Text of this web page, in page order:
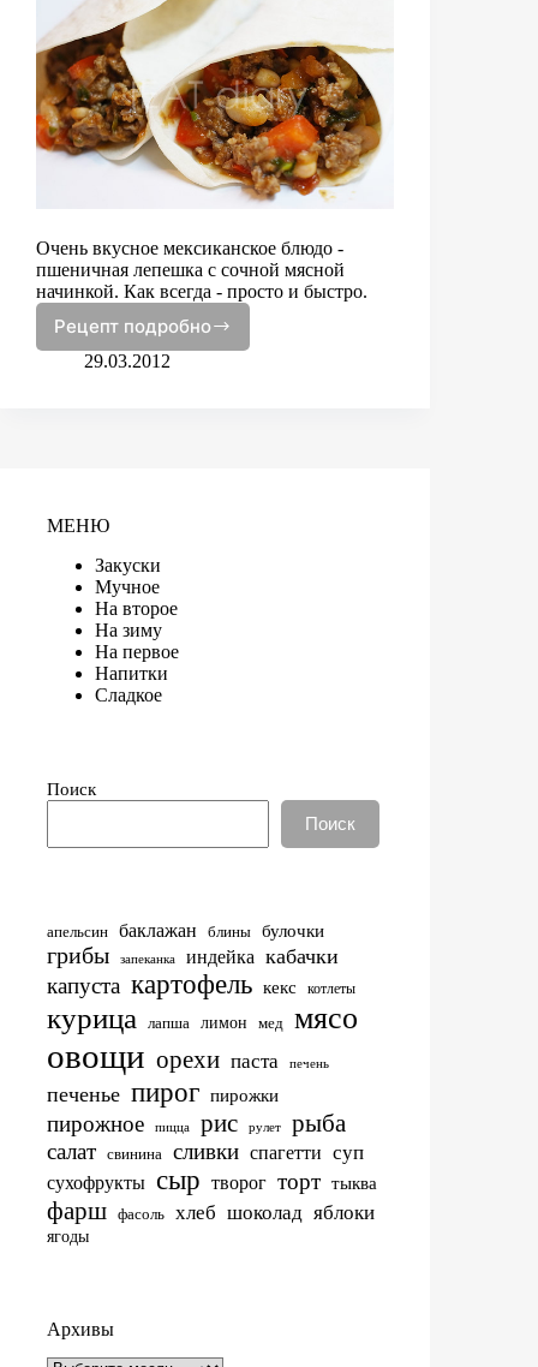
Очень вкусное мексиканское блюдо -
пшеничная лепешка с сочной мясной
начинкой. Как всегда - просто и быстро.
Рецепт подробно
Буррито
29.03.2012
МЕНЮ
Закуски
Мучное
На второе
На зиму
На первое
Напитки
Сладкое
Поиск
Поиск
апельсин баклажан блины булочки
грибы запеканка индейка кабачки
капуста картофель кекс котлеты
курица лапша лимон мед мясо
овощи орехи паста печень
печенье пирог пирожки
пирожное пицца рис рулет рыба
салат свинина сливки спагетти суп
сухофрукты сыр творог торт тыква
фарш фасоль хлеб шоколад яблоки
ягоды
Архивы